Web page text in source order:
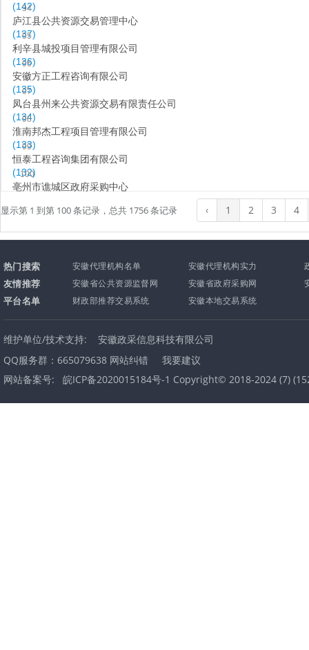
(142)
94
庐江县公共资源交易管理中心
(137)
95
利辛县城投项目管理有限公司
(136)
96
安徽方正工程咨询有限公司
(135)
97
凤台县州来公共资源交易有限责任公司
(134)
98
淮南邦杰工程项目管理有限公司
(133)
99
恒泰工程咨询集团有限公司
(132)
100
亳州市谯城区政府采购中心
显示第 1 到第 100 条记录，总共 1756 条记录 ‹ 1 2 3 4
热门搜索 安徽代理机构名单 安徽代理机构实力
友情推荐 安徽省公共资源监督网 安徽省政府采购网
平台名单 财政部推荐交易系统 安徽本地交易系统
维护单位/技术支持: 安徽政采信息科技有限公司
QQ服务群：665079638 网站纠错
我要建议
网站备案号: 皖ICP备2020015184号-1 Copyright© 2018-2024 (7) (